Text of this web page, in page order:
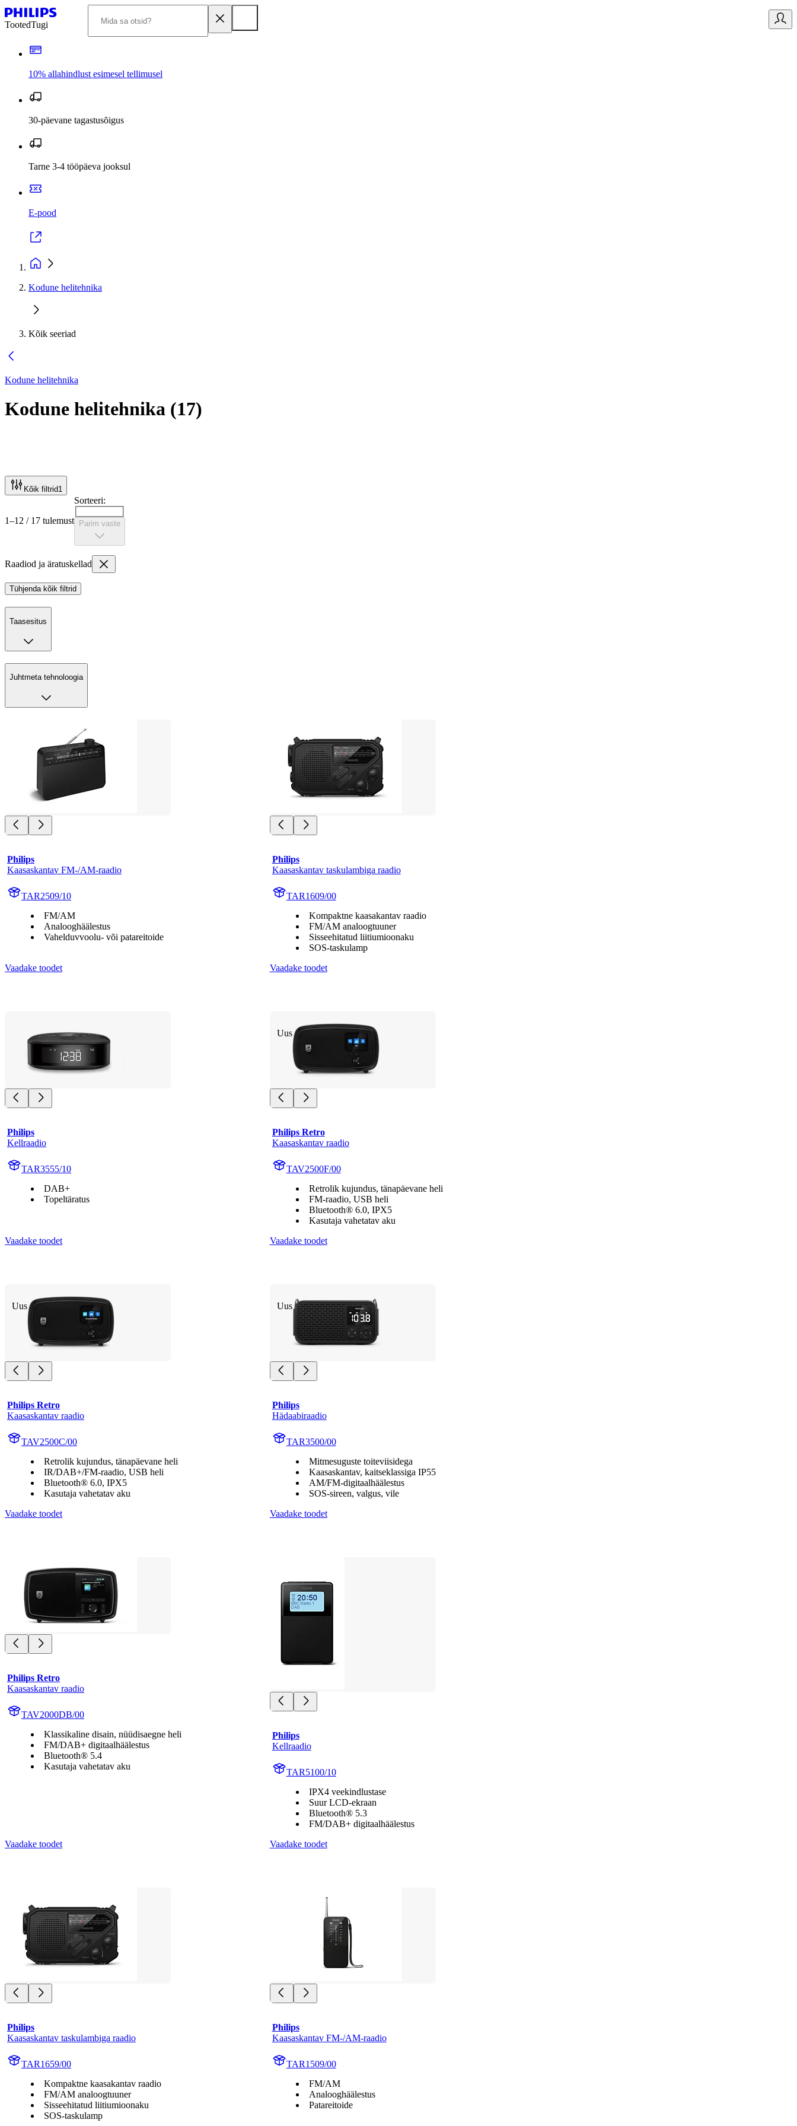
TootedTugi
10% allahindlust esimesel tellimusel
30-päevane tagastusõigus
Tarne 3-4 tööpäeva jooksul
E-pood
Kodune helitehnika
Kõik seeriad
Kodune helitehnika
Kodune helitehnika (17)
Kõik filtrid1
1–12 / 17 tulemust
Sorteeri:
Parim vaste
Raadiod ja äratuskellad
Tühjenda kõik filtrid
Taasesitus
Juhtmeta tehnoloogia
Philips
Kaasaskantav FM-/AM-raadio
TAR2509/10
FM/AM
Analooghäälestus
Vahelduvvoolu- või patareitoide
Vaadake toodet
Philips
Kaasaskantav taskulambiga raadio
TAR1609/00
Kompaktne kaasakantav raadio
FM/AM analoogtuuner
Sisseehitatud liitiumioonaku
SOS-taskulamp
Vaadake toodet
Philips
Kellraadio
TAR3555/10
DAB+
Topeltäratus
Vaadake toodet
Uus
Philips Retro
Kaasaskantav raadio
TAV2500F/00
Retrolik kujundus, tänapäevane heli
FM-raadio, USB heli
Bluetooth® 6.0, IPX5
Kasutaja vahetatav aku
Vaadake toodet
Uus
Philips Retro
Kaasaskantav raadio
TAV2500C/00
Retrolik kujundus, tänapäevane heli
IR/DAB+/FM-raadio, USB heli
Bluetooth® 6.0, IPX5
Kasutaja vahetatav aku
Vaadake toodet
Uus
Philips
Hädaabiraadio
TAR3500/00
Mitmesuguste toiteviisidega
Kaasaskantav, kaitseklassiga IP55
AM/FM-digitaalhäälestus
SOS-sireen, valgus, vile
Vaadake toodet
Philips Retro
Kaasaskantav raadio
TAV2000DB/00
Klassikaline disain, nüüdisaegne heli
FM/DAB+ digitaalhäälestus
Bluetooth® 5.4
Kasutaja vahetatav aku
Vaadake toodet
Philips
Kellraadio
TAR5100/10
IPX4 veekindlustase
Suur LCD-ekraan
Bluetooth® 5.3
FM/DAB+ digitaalhäälestus
Vaadake toodet
Philips
Kaasaskantav taskulambiga raadio
TAR1659/00
Kompaktne kaasakantav raadio
FM/AM analoogtuuner
Sisseehitatud liitiumioonaku
SOS-taskulamp
Philips
Kaasaskantav FM-/AM-raadio
TAR1509/00
FM/AM
Analooghäälestus
Patareitoide